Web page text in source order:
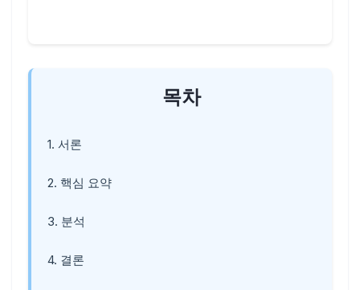
목차
1. 서론
2. 핵심 요약
3. 분석
4. 결론